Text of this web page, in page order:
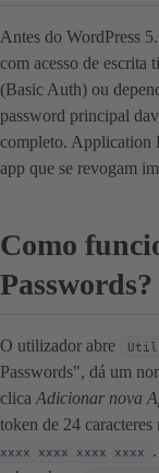
Antes do WordPress
com acesso de escrita
(Basic Auth) ou
password principal
completo. Application
app que se revogam
Como
Passwords?
O utilizador abre
Passwords", dá um
clica Adicionar nova
token de 24
xxxx xxxx xxxx xxxx